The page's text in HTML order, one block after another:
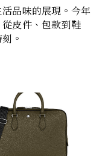
品味的展現。今年
皮件、包款到鞋
。